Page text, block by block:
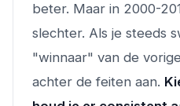
beter. Maar in 2000-
slechter. Als je steeds
"winnaar" van de
achter de feiten aan.